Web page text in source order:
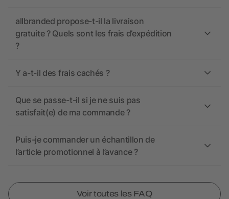
allbranded propose-t-il la livraison
gratuite ? Quels sont les frais d’expédition
?
Y a-t-il des frais cachés ?
Que se passe-t-il si je ne suis pas
satisfait(e) de ma commande ?
Puis-je commander un échantillon de
l’article promotionnel à l’avance ?
Voir toutes les FAQ